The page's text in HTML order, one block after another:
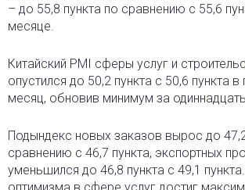
– до 55,8 пункта по сравнению с 55,6
месяце.
Китайский PMI сферы услуг и
опустился до 50,2 пункта с 50,6 пункта
месяц, обновив минимум за
Подындекс новых заказов вырос до
сравнению с 46,7 пункта, экспортных
уменьшился до 46,8 пункта с 49,1